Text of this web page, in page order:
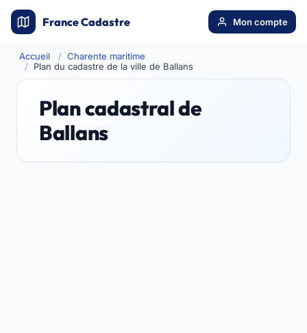
France Cadastre Mon compte
Accueil
Charente maritime
Plan du cadastre de la ville de Ballans
Plan cadastral de
Ballans